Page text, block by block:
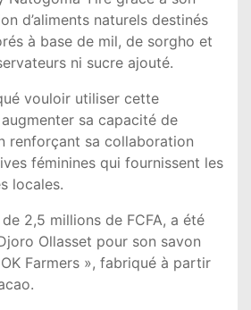
d’aliments naturels destinés
à base de mil, de sorgho et
ni sucre ajouté.
vouloir utiliser cette
sa capacité de
renforçant sa collaboration
féminines qui fournissent les
locales.
2,5 millions de FCFA, a été
Ollasset pour son savon
Farmers », fabriqué à partir